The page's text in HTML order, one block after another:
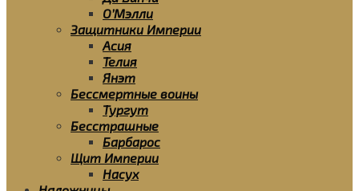
О’Мэлли
Защитники Империи
Асия
Телия
Янэт
Бессмертные воины
Тургут
Бесстрашные
Барбарос
Щит Империи
Насух